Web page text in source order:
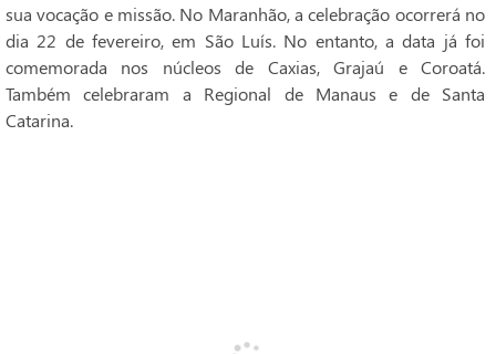
sua vocação e missão. No Maranhão, a celebração ocorrerá no
dia 22 de fevereiro, em São Luís. No entanto, a data já foi
comemorada nos núcleos de Caxias, Grajaú e Coroatá.
Também celebraram a Regional de Manaus e de Santa
Catarina.